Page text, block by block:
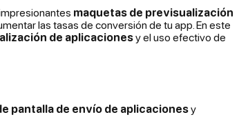
maquetas de previsualización
las tasas de conversión de tu app. En este
de aplicacionesy el uso efectivo de
pantalla de envío de aplicacionesy